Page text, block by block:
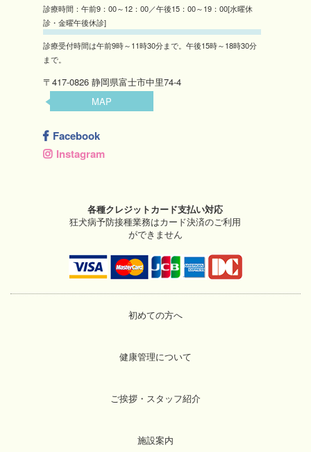
診療時間：午前9：00～12：00／午後15：00～19：00[水曜休
診・金曜午後休診]
診療受付時間は午前9時～11時30分まで。午後15時～18時30分
まで。
〒417-0826 静岡県富士市中里74-4
MAP
Facebook
Instagram
各種クレジットカード支払い対応
狂犬病予防接種業務はカード決済のご利用
ができません
初めての方へ
健康管理について
ご挨拶・スタッフ紹介
施設案内